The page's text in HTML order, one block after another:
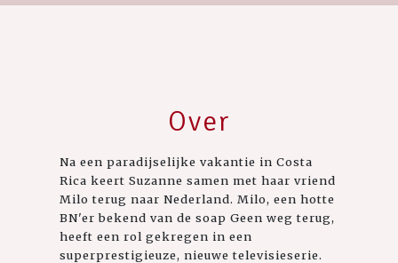
Over
Na een paradijselijke vakantie in Costa
Rica keert Suzanne samen met haar vriend
Milo terug naar Nederland. Milo, een hotte
BN'er bekend van de soap Geen weg terug,
heeft een rol gekregen in een
superprestigieuze, nieuwe televisieserie.